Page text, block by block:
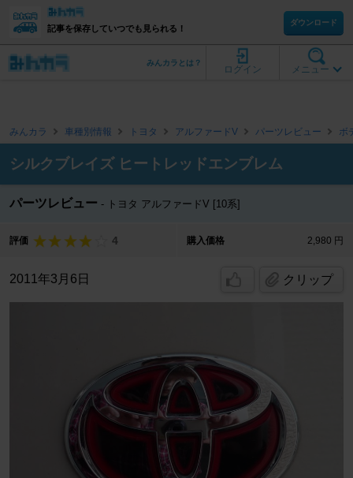
記事を保存していつでも見られる！
ダウンロード
メニュー
ログイン
みんカラとは？
みんカラ 車種別情報 トヨタ アルファードV パーツレビュー ボ
シルクブレイズ ヒートレッドエンブレム
パーツレビュー トヨタ アルファードV [10系]
評価 4 購入価格 2,980 円
2011年3月6日 クリップ